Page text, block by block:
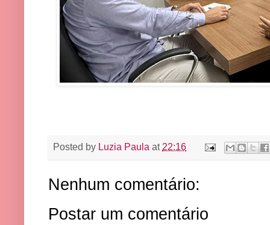
Posted by Luzia Paula at 22:16
Nenhum comentário:
Postar um comentário